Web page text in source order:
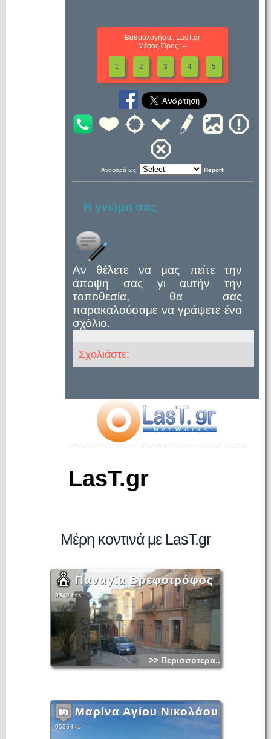
Βαθμολογήστε: LasT.gr
Μέσος Όρος: --
1 2 3 4 5
Αναφορά ως: Report
Η γνώμη σας
Αν θέλετε να μας πείτε την
άποψη σας γι αυτήν την
τοποθεσία, θα σας
παρακαλούσαμε να γράψετε ένα
σχόλιο.
Σχολιάστε:
LasT.gr
Μέρη κοντινά με LasT.gr
Παναγία Βρεφοτρόφος
9549 hits
>> Περισσότερα...
Μαρίνα Αγίου Νικολάου
9536 hits